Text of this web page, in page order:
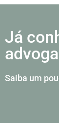
Já
Saiba um